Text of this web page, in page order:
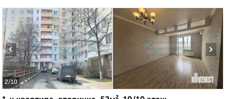
2/10
‹ ›